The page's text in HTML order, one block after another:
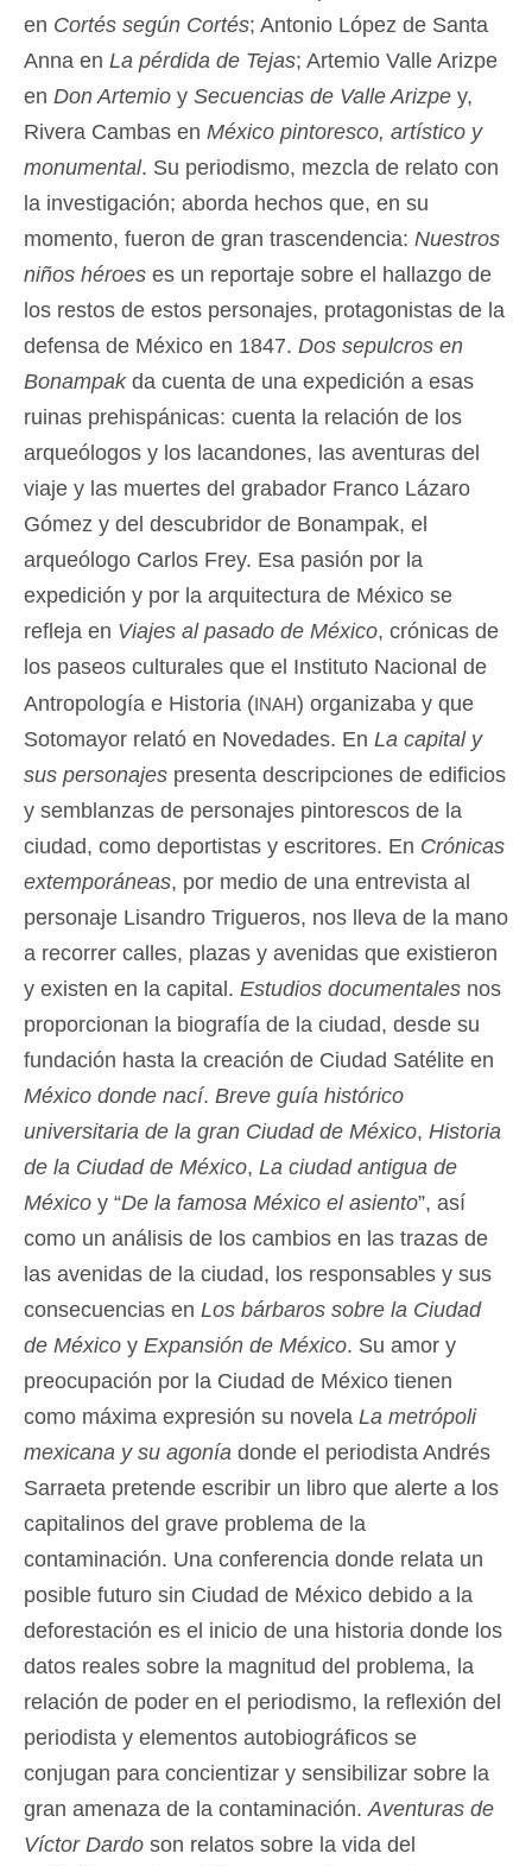
en Cortés según Cortés; Antonio López de Santa
Anna en La pérdida de Tejas; Artemio Valle Arizpe
en Don Artemio y Secuencias de Valle Arizpe y,
Rivera Cambas en México pintoresco, artístico y
monumental. Su periodismo, mezcla de relato con
la investigación; aborda hechos que, en su
momento, fueron de gran trascendencia: Nuestros
niños héroes es un reportaje sobre el hallazgo de
los restos de estos personajes, protagonistas de la
defensa de México en 1847. Dos sepulcros en
Bonampak da cuenta de una expedición a esas
ruinas prehispánicas: cuenta la relación de los
arqueólogos y los lacandones, las aventuras del
viaje y las muertes del grabador Franco Lázaro
Gómez y del descubridor de Bonampak, el
arqueólogo Carlos Frey. Esa pasión por la
expedición y por la arquitectura de México se
refleja en Viajes al pasado de México, crónicas de
los paseos culturales que el Instituto Nacional de
Antropología e Historia (inah) organizaba y que
Sotomayor relató en Novedades. En La capital y
sus personajes presenta descripciones de edificios
y semblanzas de personajes pintorescos de la
ciudad, como deportistas y escritores. En Crónicas
extemporáneas, por medio de una entrevista al
personaje Lisandro Trigueros, nos lleva de la mano
a recorrer calles, plazas y avenidas que existieron
y existen en la capital. Estudios documentales nos
proporcionan la biografía de la ciudad, desde su
fundación hasta la creación de Ciudad Satélite en
México donde nací. Breve guía histórico
universitaria de la gran Ciudad de México, Historia
de la Ciudad de México, La ciudad antigua de
México y “De la famosa México el asiento”, así
como un análisis de los cambios en las trazas de
las avenidas de la ciudad, los responsables y sus
consecuencias en Los bárbaros sobre la Ciudad
de México y Expansión de México. Su amor y
preocupación por la Ciudad de México tienen
como máxima expresión su novela La metrópoli
mexicana y su agonía donde el periodista Andrés
Sarraeta pretende escribir un libro que alerte a los
capitalinos del grave problema de la
contaminación. Una conferencia donde relata un
posible futuro sin Ciudad de México debido a la
deforestación es el inicio de una historia donde los
datos reales sobre la magnitud del problema, la
relación de poder en el periodismo, la reflexión del
periodista y elementos autobiográficos se
conjugan para concientizar y sensibilizar sobre la
gran amenaza de la contaminación. Aventuras de
Víctor Dardo son relatos sobre la vida del